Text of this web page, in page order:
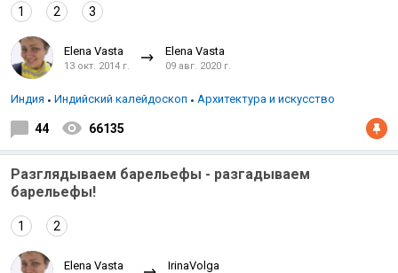
1 2 3
Elena Vasta
13 окт. 2014 г.
Elena Vasta
09 авг. 2020 г.
Индия Индийский калейдоскоп Архитектура и искусство
44 66135
Разглядываем барельефы - разгадываем
барельефы!
1 2
Elena Vasta IrinaVolga